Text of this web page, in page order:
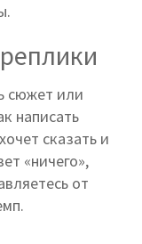
сюжет или
написать
сказать и
«ничего»,
от